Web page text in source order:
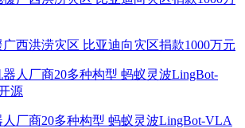
西洪涝灾区 比亚迪向灾区捐款1000万元
厂商20多种构型 蚂蚁灵波LingBot-VLA